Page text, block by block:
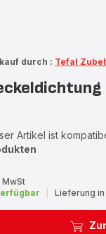
durch : Tefal
Artikel ist
MwSt
Lieferung